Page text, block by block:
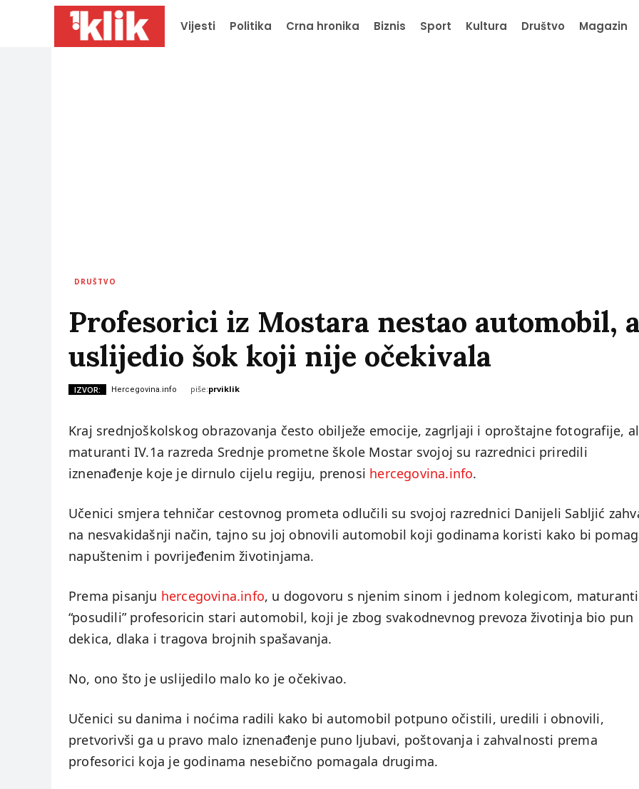
Vijesti Politika Crna hronika Biznis Sport Kultura Društvo Magazin
DRUŠTVO
Profesorici iz Mostara nestao automobil,
uslijedio šok koji nije očekivala
IZVOR: Hercegovina.info piše:prviklik
Kraj srednjoškolskog obrazovanja često obilježe emocije, zagrljaji i oproštajne fotografije,
maturanti IV.1a razreda Srednje prometne škole Mostar svojoj su razrednici priredili
iznenađenje koje je dirnulo cijelu regiju, prenosi hercegovina.info.
Učenici smjera tehničar cestovnog prometa odlučili su svojoj razrednici Danijeli Sabljić
na nesvakidašnji način, tajno su joj obnovili automobil koji godinama koristi kako bi
napuštenim i povrijeđenim životinjama.
Prema pisanju hercegovina.info, u dogovoru s njenim sinom i jednom kolegicom,
“posudili” profesoricin stari automobil, koji je zbog svakodnevnog prevoza životinja bio pun
dekica, dlaka i tragova brojnih spašavanja.
No, ono što je uslijedilo malo ko je očekivao.
Učenici su danima i noćima radili kako bi automobil potpuno očistili, uredili i obnovili,
pretvorivši ga u pravo malo iznenađenje puno ljubavi, poštovanja i zahvalnosti prema
profesorici koja je godinama nesebično pomagala drugima.